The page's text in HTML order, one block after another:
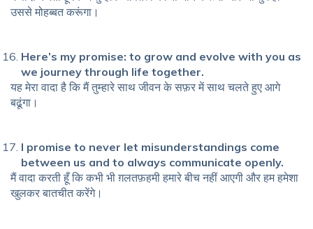
उससे मोहब्बत करूंगा।
Here’s my promise: to grow and evolve with you as
we journey through life together.
यह मेरा वादा है कि मैं तुम्हारे साथ जीवन के सफ़र में साथ चलते हुए आगे
बढूंगा।
I promise to never let misunderstandings come
between us and to always communicate openly.
मैं वादा करती हूँ कि कभी भी ग़लतफ़हमी हमारे बीच नहीं आएगी और हम हमेशा
खुलकर बातचीत करेंगे।